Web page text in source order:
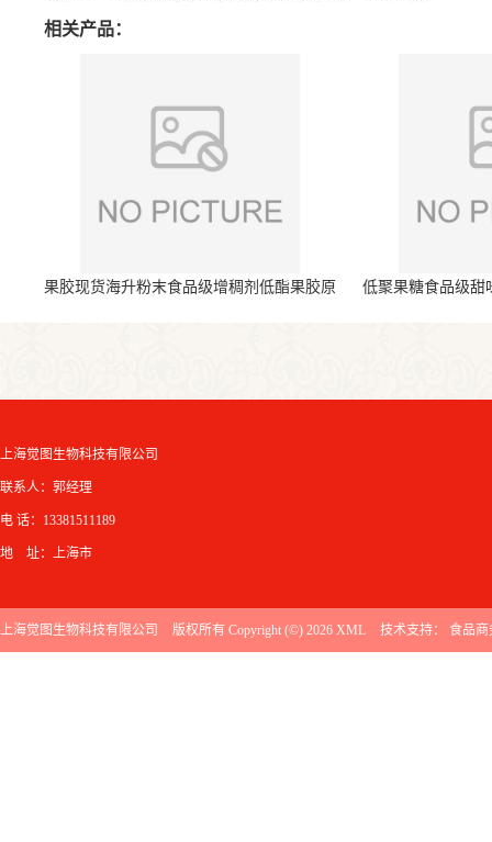
相关产品：
果胶现货海升粉末食品级增稠剂低酯果胶原
低聚果糖食品级甜
上海觉图生物科技有限公司
联系人：郭经理
电 话：13381511189
地 址：上海市
上海觉图生物科技有限公司 版权所有 Copyright (©) 2026 XML 技术支持： 食品商